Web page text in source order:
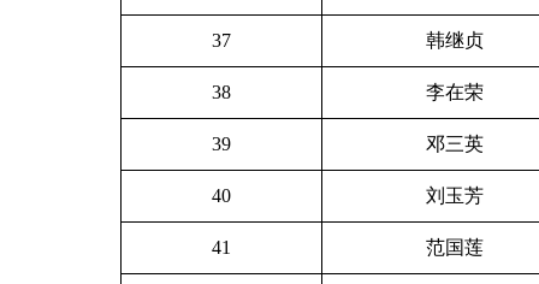
37 韩继贞
38 李在荣
39 邓三英
40 刘玉芳
41 范国莲